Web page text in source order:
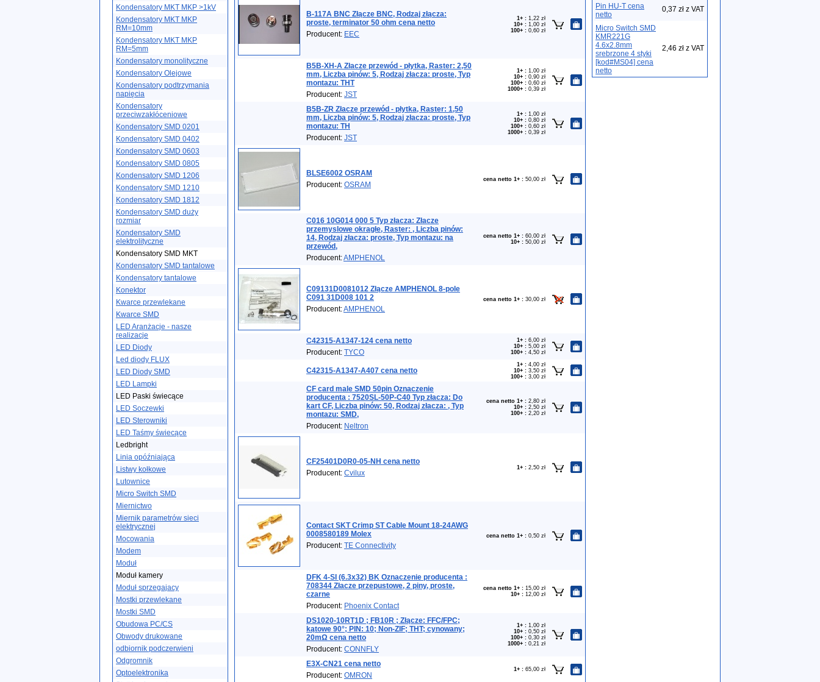
Kondensatory MKT MKP >1kV
Kondensatory MKT MKP
RM=10mm
Kondensatory MKT MKP
RM=5mm
Kondensatory monolityczne
Kondensatory Olejowe
Kondensatory podtrzymania
napięcia
Kondensatory
przeciwzakłóceniowe
Kondensatory SMD 0201
Kondensatory SMD 0402
Kondensatory SMD 0603
Kondensatory SMD 0805
Kondensatory SMD 1206
Kondensatory SMD 1210
Kondensatory SMD 1812
Kondensatory SMD duży
rozmiar
Kondensatory SMD
elektrolityczne
Kondensatory SMD MKT
Kondensatory SMD tantalowe
Kondensatory tantalowe
Konektor
Kwarce przewlekane
Kwarce SMD
LED Aranżacje - nasze
realizacje
LED Diody
Led diody FLUX
LED Diody SMD
LED Lampki
LED Paski świecące
LED Soczewki
LED Sterowniki
LED Taśmy świecące
Ledbright
Linia opóźniająca
Listwy kołkowe
Lutownice
Micro Switch SMD
Miernictwo
Miernik parametrów sieci
elektrycznej
Mocowania
Modem
Moduł
Moduł kamery
Moduł sprzegajacy
Mostki przewlekane
Mostki SMD
Obudowa PC/CS
Obwody drukowane
odbiornik podczerwieni
Odgromnik
Optoelektronika
B-117A BNC Złącze BNC, Rodzaj złącza:
proste, terminator 50 ohm cena netto
Producent: EEC
1+ : 1,22 zł
10+ : 1,00 zł
100+ : 0,60 zł
B5B-XH-A Złacze przewód - płytka, Raster: 2,50
mm, Liczba pinów: 5, Rodzaj złacza: proste, Typ
montazu: THT
Producent: JST
1+ : 1,00 zł
10+ : 0,90 zł
100+ : 0,60 zł
1000+ : 0,39 zł
B5B-ZR Złacze przewód - płytka, Raster: 1,50
mm, Liczba pinów: 5, Rodzaj złacza: proste, Typ
montazu: TH
Producent: JST
1+ : 1,00 zł
10+ : 0,80 zł
100+ : 0,60 zł
1000+ : 0,39 zł
BLSE6002 OSRAM
Producent: OSRAM
cena netto 1+ : 50,00 zł
C016 10G014 000 5 Typ złacza: Złacze
przemyslowe okragłe, Raster: , Liczba pinów:
14, Rodzaj złacza: proste, Typ montazu: na
przewód,
Producent:AMPHENOL
cena netto 1+ : 60,00 zł
10+ : 50,00 zł
C09131D0081012 Złącze AMPHENOL 8-pole
C091 31D008 101 2
Producent:AMPHENOL
cena netto 1+ : 30,00 zł
C42315-A1347-124 cena netto
Producent: TYCO
1+ : 6,00 zł
10+ : 5,00 zł
100+ : 4,50 zł
C42315-A1347-A407 cena netto
1+ : 4,00 zł
10+ : 3,50 zł
100+ : 3,00 zł
CF card male SMD 50pin Oznaczenie
producenta : 7520SL-50P-C40 Typ złacza: Do
kart CF, Liczba pinów: 50, Rodzaj złacza: , Typ
montazu: SMD,
Producent: Neltron
cena netto 1+ : 2,80 zł
10+ : 2,50 zł
100+ : 2,20 zł
CF25401D0R0-05-NH cena netto
Producent: Cvilux
1+ : 2,50 zł
Contact SKT Crimp ST Cable Mount 18-24AWG
0008580189 Molex
Producent: TE Connectivity
cena netto 1+ : 0,50 zł
DFK 4-SI (6.3x32) BK Oznaczenie producenta :
708344 Złacze przepustowe, 2 piny, proste,
czarne
Producent: Phoenix Contact
cena netto 1+ : 15,00 zł
10+ : 12,00 zł
DS1020-10RT1D ; FB10R ; Złącze: FFC/FPC;
kątowe 90°; PIN: 10; Non-ZIF; THT; cynowany;
20mΩ cena netto
Producent: CONNFLY
1+ : 1,00 zł
10+ : 0,50 zł
100+ : 0,30 zł
1000+ : 0,21 zł
E3X-CN21 cena netto
Producent: OMRON
1+ : 65,00 zł
Pin HU-T cena
netto
0,37 zł z VAT
Micro Switch SMD
KMR221G
4.6x2.8mm
srebrzone 4 styki
[kod#MS04] cena
netto
2,46 zł z VAT